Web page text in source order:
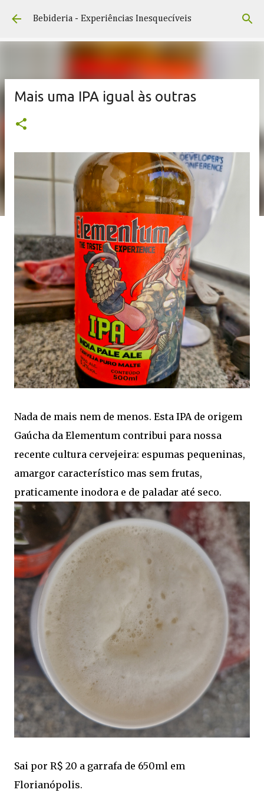
Pular para o conteúdo principal
Bebideria - Experiências Inesquecíveis
Mais uma IPA igual às outras
Nada de mais nem de menos. Esta IPA de origem
Gaúcha da Elementum contribui para nossa
recente cultura cervejeira: espumas pequeninas,
amargor característico mas sem frutas,
praticamente inodora e de paladar até seco.
Sai por R$ 20 a garrafa de 650ml em
Florianópolis.